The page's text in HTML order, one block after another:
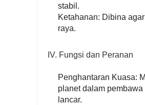
stabil.
Ketahanan: Dibina
raya.
IV. Fungsi dan Peranan
Penghantaran Kuasa:
planet dalam
lancar.